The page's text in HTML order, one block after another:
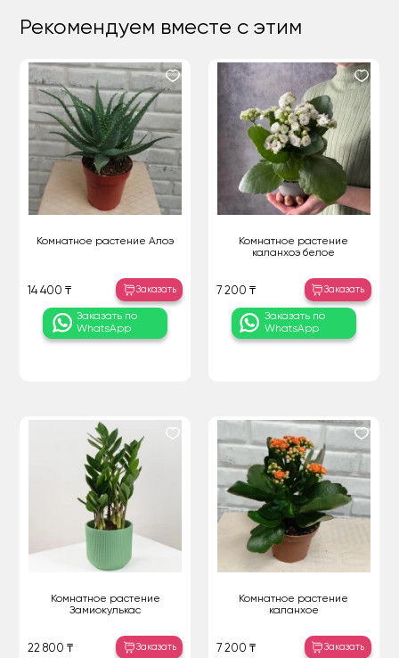
Рекомендуем вместе с этим
Комнатное растение Алоэ
14 400 ₸ Заказать
Заказать по
WhatsApp
Комнатное растение
каланхоэ белое
7 200 ₸ Заказать
Заказать по
WhatsApp
Комнатное растение
Замиокулькас
22 800 ₸ Заказать
Комнатное растение
каланхое
7 200 ₸ Заказать